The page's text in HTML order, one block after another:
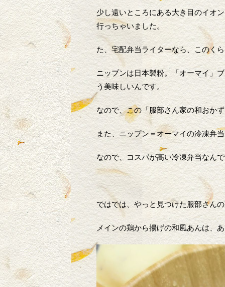
少し遠いところにある大き目のイオ
行っちゃいました。
た、宅配弁当ライターなら、このく
ニップンは日本製粉。「オーマイ」
う美味しいんです。
なので、この「服部さん家の和おか
また、ニップン＝オーマイの冷凍弁
なので、コスパが高い冷凍弁当なん
ではでは、やっと見つけた服部さん
メインの鶏から揚げの和風あんは、